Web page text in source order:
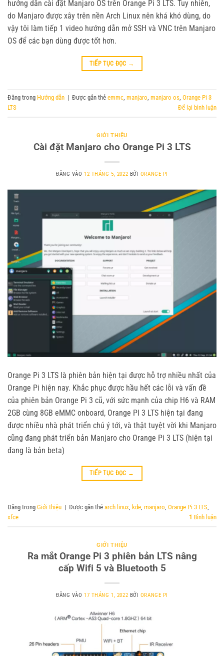
hướng dẫn cài đặt Manjaro OS trên Orange Pi 3 LTS. Tuy nhiên,
do Manjaro được xây trên nền Arch Linux nên khá khó dùng, do
vậy tôi làm tiếp 1 video hướng dẫn mở SSH và VNC trên Manjaro
OS để các bạn dùng được tốt hơn.
TIẾP TỤC ĐỌC →
Đăng trong Hướng dẫn | Được gắn thẻ emmc, manjaro, manjaro os, Orange Pi 3
LTS
Để lại bình luận
GIỚI THIỆU
Cài đặt Manjaro cho Orange Pi 3 LTS
ĐĂNG VÀO12 THÁNG 5, 2022 BỞI ORANGE PI
Orange Pi 3 LTS là phiên bản hiện tại được hỗ trợ nhiều nhất của
Orange Pi hiện nay. Khắc phục được hầu hết các lỗi và vấn đề
của phiên bản Orange Pi 3 cũ, với sức mạnh của chip H6 và RAM
2GB cùng 8GB eMMC onboard, Orange PI 3 LTS hiện tại đang
được nhiều nhà phát triển chú ý tới, và thật tuyệt vời khi Manjaro
cũng đang phát triển bản Manjaro cho Orange Pi 3 LTS (hiện tại
đang là bản beta)
TIẾP TỤC ĐỌC →
Đăng trong Giới thiệu | Được gắn thẻ arch linux, kde, manjaro, Orange Pi 3 LTS,
xfce
1 Bình luận
GIỚI THIỆU
Ra mắt Orange Pi 3 phiên bản LTS nâng
cấp Wifi 5 và Bluetooth 5
ĐĂNG VÀO17 THÁNG 1, 2022 BỞI ORANGE PI